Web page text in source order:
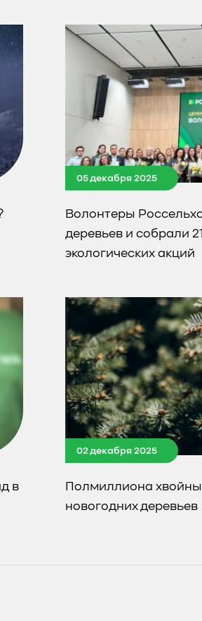
05 декабря 2025
Волонтеры
деревьев и собрали
экологических акций
в
02 декабря 2025
Полмиллиона
новогодних деревьев